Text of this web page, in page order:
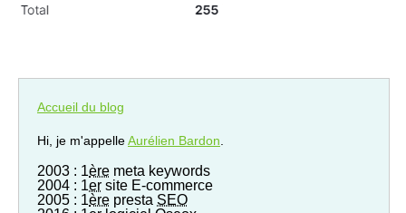
Accueil du blog
Hi, je m'appelleAurélien Bardon
2003 : 1ère meta keywords
2004 : 1er site E-commerce
2005 : 1ère presta SEO